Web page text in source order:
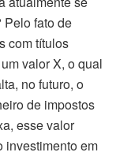
Pelo fato de
com títulos
valor X, o qual
no futuro, o
de impostos
esse valor
investimento em